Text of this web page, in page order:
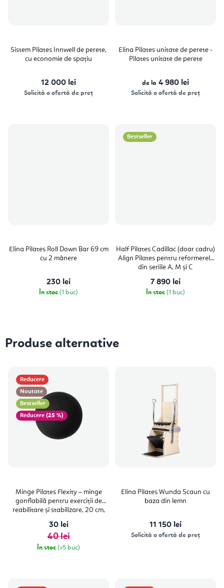
Sistem Pilates Innwell de perete,
cu economie de spațiu
12 000 lei
Solicită o ofertă de preț
Elina Pilates unitate de perete -
Pilates unitate de perete
de la 4 980 lei
Solicită o ofertă de preț
Elina Pilates Roll Down Bar 69 cm
cu 2 mânere
230 lei
În stoc (1 buc)
Bestseller
Half Pilates Cadillac (doar cadru)
Align Pilates pentru reformerele
din seriile A, M și C
7 890 lei
În stoc (1 buc)
Produse alternative
Reducere
Noutate
Bestseller
(25 %)
Minge Pilates Flexity – minge
gonflabilă pentru exerciții de
reabilitare și stabilizare, 20 cm,
30 lei
40 lei
În stoc (>5 buc)
Elina Pilates Wunda Scaun cu
baza din lemn
11 150 lei
Solicită o ofertă de preț